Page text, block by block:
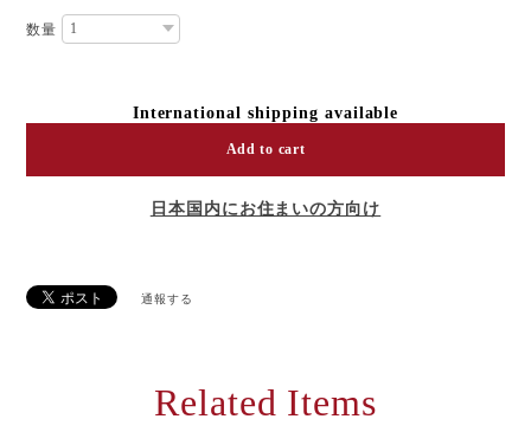
数量
International shipping available
Add to cart
日本国内にお住まいの方向け
通報する
Related Items